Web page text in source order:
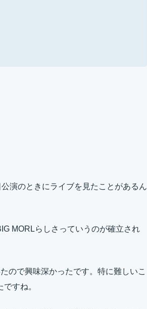
演のときにライブを見たことがあるん
MORLらしさっていうのが確立され
ので興味深かったです。特に難しいこ
すね。